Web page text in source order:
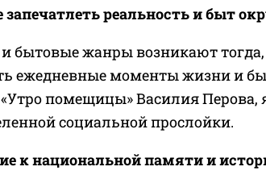
реальность и быт
бытовые жанры возникают тогда,
ежедневные моменты жизни и
помещицы» Василия
социальной прослойки.
к национальной памяти и